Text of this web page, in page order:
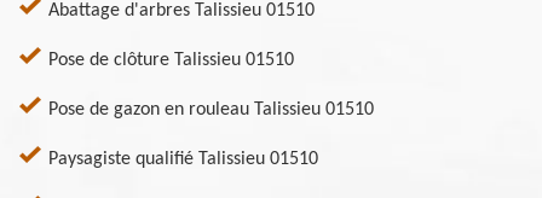
Abattage d'arbres Talissieu 01510
Pose de clôture Talissieu 01510
Pose de gazon en rouleau Talissieu 01510
Paysagiste qualifié Talissieu 01510